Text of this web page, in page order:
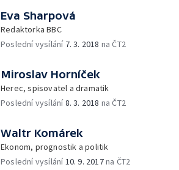
Eva Sharpová
Redaktorka BBC
Poslední vysílání 7. 3. 2018 na ČT2
Miroslav Horníček
Herec, spisovatel a dramatik
Poslední vysílání8. 3. 2018 na ČT2
Waltr Komárek
Ekonom, prognostik a politik
Poslední vysílání10. 9. 2017na ČT2